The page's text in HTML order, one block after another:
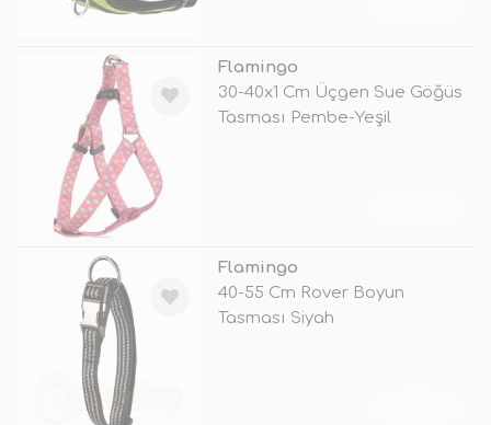
Flamingo
30-40x1 Cm Üçgen Sue Göğüs
Tasması Pembe-Yeşil
Flamingo
40-55 Cm Rover Boyun
Tasması Siyah